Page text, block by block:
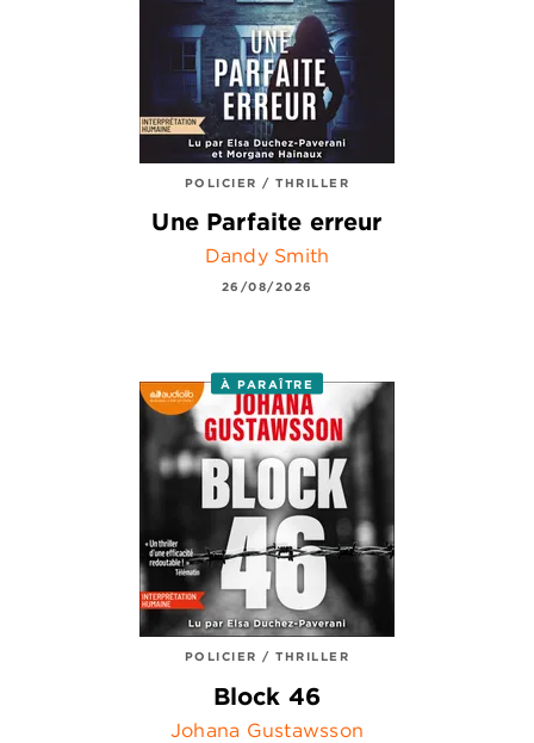
POLICIER / THRILLER
Une Parfaite erreur
Dandy Smith
26/08/2026
À PARAÎTRE
POLICIER / THRILLER
Block 46
Johana Gustawsson